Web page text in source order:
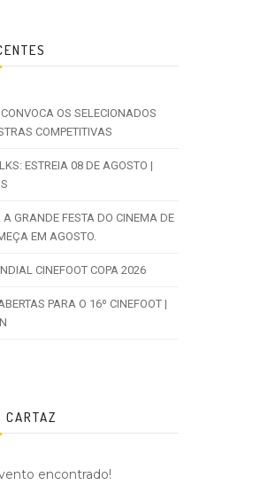
OS SELECIONADOS
COMPETITIVAS
ESTREIA 08 DE AGOSTO |
A GRANDE FESTA DO CINEMA DE
EM AGOSTO.
CINEFOOT COPA 2026
PARA O 16º CINEFOOT |
encontrado!